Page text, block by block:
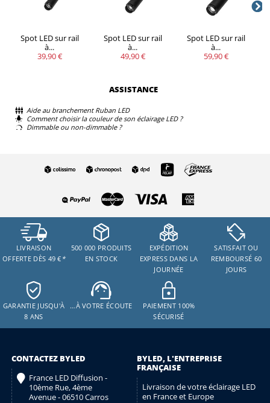
Spot LED sur rail
à...
39,90 €
Spot LED sur rail
à...
49,90 €
Spot LED sur rail
à...
59,90 €
ASSISTANCE
Aide au branchement Ruban LED
Comment choisir la couleur de son éclairage LED ?
Dimmable ou non-dimmable ?
LIVRAISON
OFFERTE DÈS 49 € *
500 000 PRODUITS
EN STOCK
EXPÉDITION
EXPRESS DANS LA
JOURNÉE
SATISFAIT OU
REMBOURSÉ 60
JOURS
GARANTIE JUSQU'À
8 ANS
…À VOTRE ÉCOUTE
PAIEMENT 100%
SÉCURISÉ
CONTACTEZ BYLED
France LED Diffusion -
10ème Rue, 4ème
Avenue - 06510 Carros
BYLED, L'ENTREPRISE
FRANÇAISE
Livraison de votre éclairage LED
en France et Europe